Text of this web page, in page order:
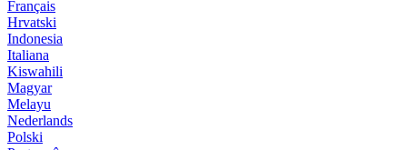
Français
Hrvatski
Indonesia
Italiana
Kiswahili
Magyar
Melayu
Nederlands
Polski